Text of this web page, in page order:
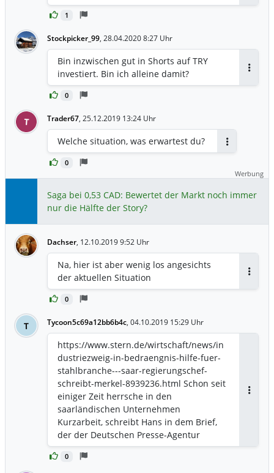
1
Stockpicker_99, 28.04.2020 8:27 Uhr
0
Bin inzwischen gut in Shorts auf TRY
investiert. Bin ich alleine damit?
T Trader67, 25.12.2019 13:24 Uhr
0
Welche situation, was erwartest du?
Werbung
Saga bei 0,53 CAD: Bewertet der Markt noch immer
nur die Hälfte der Story?
Dachser, 12.10.2019 9:52 Uhr
0
Na, hier ist aber wenig los angesichts
der aktuellen Situation
T Tycoon5c69a12bb6b4c, 04.10.2019 15:29 Uhr
0
https://www.stern.de/wirtschaft/news/in
dustriezweig-in-bedraengnis-hilfe-fuer-
stahlbranche---saar-regierungschef-
schreibt-merkel-8939236.html Schon seit
einiger Zeit herrsche in den
saarländischen Unternehmen
Kurzarbeit, schreibt Hans in dem Brief,
der der Deutschen Presse-Agentur
vorlag und über den zuvor schon die
«Frankfurter Allgemeine Zeitung»